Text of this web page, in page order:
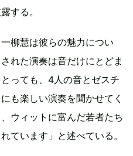
する。
柳慧は彼らの魅力につい
れた演奏は音だけにとどま
っても、4人の音とゼスチ
も楽しい演奏を聞かせてく
ウィットに富んだ若者たち
ています」と述べている。